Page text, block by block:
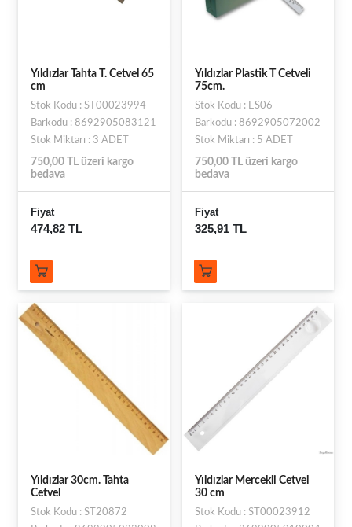
Yıldızlar Tahta T. Cetvel 65
cm
Stok Kodu : ST00023994
Barkodu : 8692905083121
Stok Miktarı : 3 ADET
750,00 TL üzeri kargo
bedava
Fiyat
474,82 TL
Yıldızlar Plastik T Cetveli
75cm.
Stok Kodu : ES06
Barkodu : 8692905072002
Stok Miktarı : 5 ADET
750,00 TL üzeri kargo
bedava
Fiyat
325,91 TL
Yıldızlar 30cm. Tahta
Cetvel
Stok Kodu : ST20872
Yıldızlar Mercekli Cetvel
30 cm
Stok Kodu : ST00023912